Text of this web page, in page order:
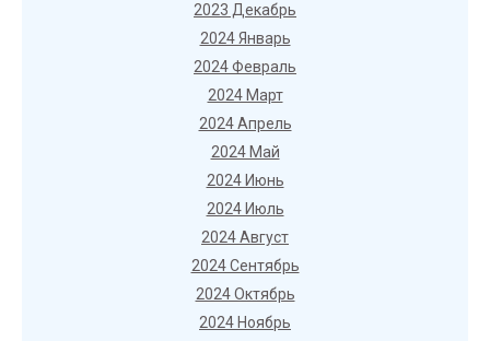
2023 Декабрь
2024 Январь
2024 Февраль
2024 Март
2024 Апрель
2024 Май
2024 Июнь
2024 Июль
2024 Август
2024 Сентябрь
2024 Октябрь
2024 Ноябрь